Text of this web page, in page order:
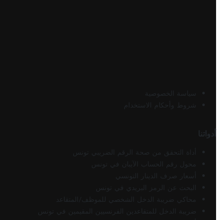
سياسة الخصوصية
شروط وأحكام الاستخدام
أدواتنا
أداة التحقق من صحة الرقم الضريبي تونس
محول رقم الحساب الآيبان في تونس
أسعار صرف الدينار التونسي
البحث عن الرمز البريدي في تونس
محاكي ضريبة الدخل الشخصي للموظف/المتقاعد
ضريبة الدخل للمتقاعدين الفرنسيين المقيمين في تونس